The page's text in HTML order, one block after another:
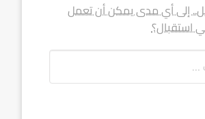
إلى أي مدى يمكن أن تعمل
استقبال؟